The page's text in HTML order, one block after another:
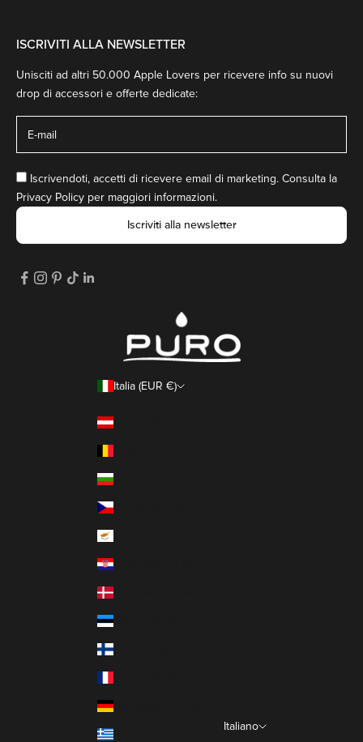
ISCRIVITI ALLA NEWSLETTER
Unisciti ad altri 50.000 Apple Lovers per ricevere info su nuovi
drop di accessori e offerte dedicate:
Iscrivendoti, accetti di ricevere email di marketing. Consulta la
Privacy Policy per maggiori informazioni.
Iscriviti alla newsletter
Italia (EUR €)
Austria (EUR €)
Bulgaria (EUR €)
Cechia (EUR €)
Croazia (EUR €)
Danimarca (EUR €)
Estonia (EUR €)
Finlandia (EUR €)
Germania (EUR €)
Grecia (EUR €)
Italiano